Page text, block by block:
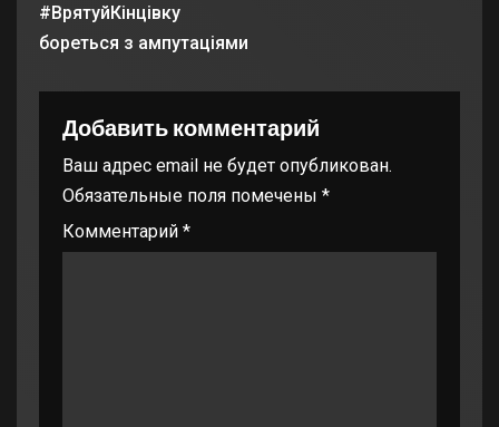
#ВрятуйКінцівку
бореться з ампутаціями
Добавить комментарий
Ваш адрес email не будет опубликован.
Обязательные поля помечены *
Комментарий *